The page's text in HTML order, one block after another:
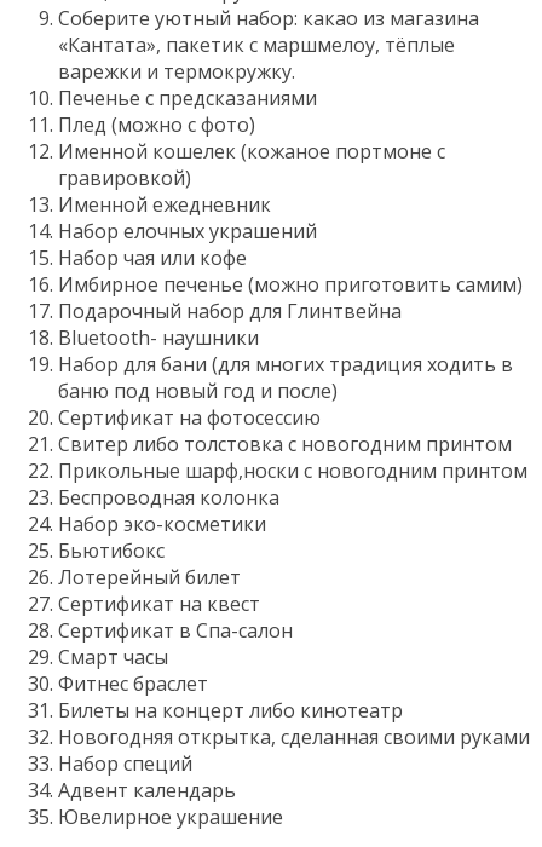
Соберите уютный набор: какао из магазина
«Кантата», пакетик с маршмелоу, тёплые
варежки и термокружку.
Печенье с предсказаниями
Плед (можно с фото)
Именной кошелек (кожаное портмоне с
гравировкой)
Именной ежедневник
Набор елочных украшений
Набор чая или кофе
Имбирное печенье (можно приготовить самим)
Подарочный набор для Глинтвейна
Bluetooth- наушники
Набор для бани (для многих традиция ходить в
баню под новый год и после)
Сертификат на фотосессию
Свитер либо толстовка с новогодним принтом
Прикольные шарф,носки с новогодним принтом
Беспроводная колонка
Набор эко-косметики
Бьютибокс
Лотерейный билет
Сертификат на квест
Сертификат в Спа-салон
Смарт часы
Фитнес браслет
Билеты на концерт либо кинотеатр
Новогодняя открытка, сделанная своими руками
Набор специй
Адвент календарь
Ювелирное украшение